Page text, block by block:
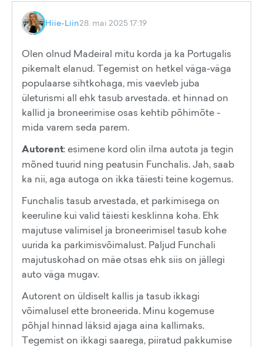
Hiie-Liin28. mai 2025 17:19
Olen olnud Madeiral mitu korda ja ka Portugalis
pikemalt elanud. Tegemist on hetkel väga-väga
populaarse sihtkohaga, mis vaevleb juba
ületurismi all ehk tasub arvestada. et hinnad on
kallid ja broneerimise osas kehtib põhimõte -
mida varem seda parem.
Autorent: esimene kord olin ilma autota ja tegin
mõned tuurid ning peatusin Funchalis. Jah, saab
ka nii, aga autoga on ikka täiesti teine kogemus.
Funchalis tasub arvestada, et parkimisega on
keeruline kui valid täiesti kesklinna koha. Ehk
majutuse valimisel ja broneerimisel tasub kohe
uurida ka parkimisvõimalust. Paljud Funchali
majutuskohad on mäe otsas ehk siis on jällegi
auto väga mugav.
Autorent on üldiselt kallis ja tasub ikkagi
võimalusel ette broneerida. Minu kogemuse
põhjal hinnad läksid ajaga aina kallimaks.
Tegemist on ikkagi saarega, piiratud pakkumise